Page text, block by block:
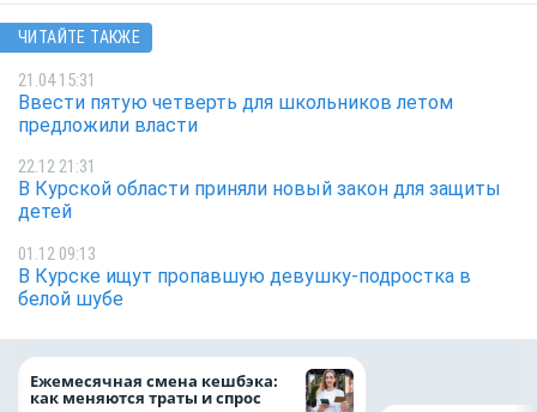
ЧИТАЙТЕ ТАКЖЕ
21.04 15:31
Ввести пятую четверть для школьников летом
предложили власти
22.12 21:31
В Курской области приняли новый закон для защиты
детей
01.12 09:13
В Курске ищут пропавшую девушку-подростка в
белой шубе
Ежемесячная смена кешбэка:
как меняются траты и спрос